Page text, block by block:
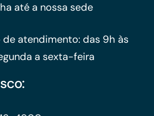
até a nossa sede
de atendimento: das 9h às
a sexta-feira